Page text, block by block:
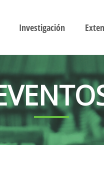
Investigación